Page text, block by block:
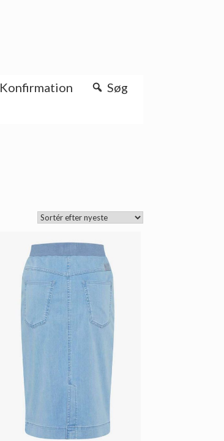
Konfirmation
Søg